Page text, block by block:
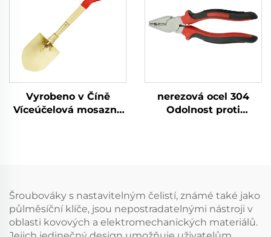
a hořlavých
prostředích
hořlavých prostředích
Vyrobeno v Číně
Víceúčelová mosazná
nerezová ocel 304
Odolnost proti
Šroubováky s nastavitelným čelistí, známé také jako
půlměsíční klíče, jsou nepostradatelnými nástroji v
oblasti kovových a elektromechanických materiálů.